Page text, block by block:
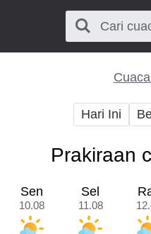
Hari Ini
Prakiraan
Sen
10.08
Sel
11.08